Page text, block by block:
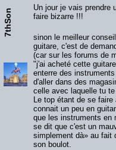
7thSon
Un jour je vais prendre
faire bizarre !!!
sinon le meilleur
guitare, c'est de
(car sur les forums de
"j'ai acheté cette
enterre des
d'aller dans des
celle avec laquelle tu
Le top étant de se
connait un peu en
que les instruments en
se dit que c'est un
simplement dà» au fait
son boulot.